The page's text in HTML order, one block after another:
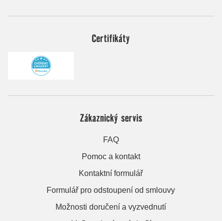
Certifikáty
Zákaznický servis
FAQ
Pomoc a kontakt
Kontaktní formulář
Formulář pro odstoupení od smlouvy
Možnosti doručení a vyzvednutí